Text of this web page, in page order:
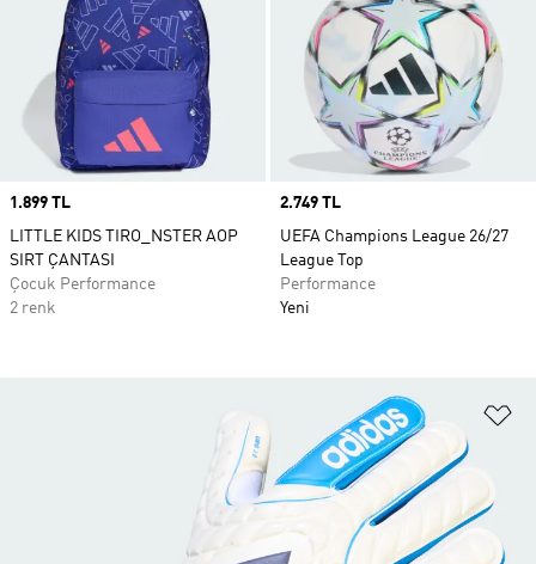
Price
1.899 TL
LITTLE KIDS TIRO_NSTER AOP
SIRT ÇANTASI
Çocuk Performance
2 renk
Price
2.749 TL
UEFA Champions League 26/27
League Top
Performance
Yeni